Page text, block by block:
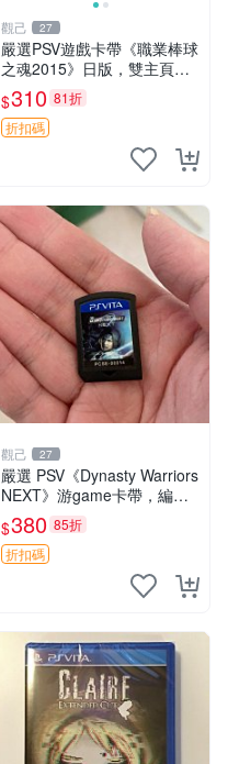
觀己 27
嚴選PSV遊戲卡帶《職業棒球
之魂2015》日版，雙主頁遊
戲任選 職業棒球之魂 PSV 維
修 游戲卡帶 2015
$310 81折
折扣碼
觀己 27
嚴選 PSV《Dynasty Warriors
NEXT》游game卡帶，編號P
CSE，幾乎全新，無原廠包
裝，個人閒置直售，無條件退
款。 Dynasty
$380 85折
折扣碼